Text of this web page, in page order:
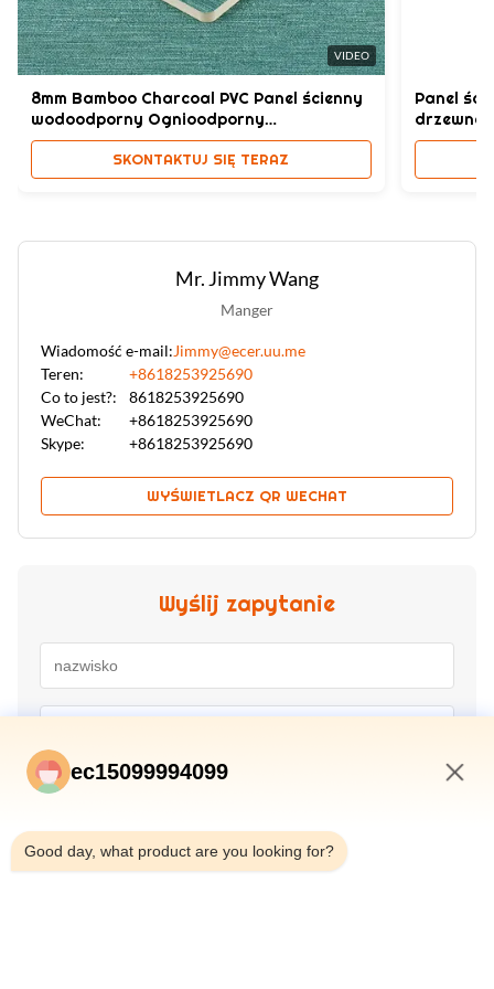
Dekoracja wnętrz Płyty do formowania z PVC,
WPC Panel sieci OEM ODM,
Płyty do formowania PVC OEM ODM
VIDEO
8mm Bamboo Charcoal PVC Panel ścienny
wodoodporny Ognioodporny
1220x2440mm
SKONTAKTUJ SIĘ TERAZ
Panel
Mr. Jimmy Wang
Manger
Wiadomość e-mail:Jimmy@ecer.uu.me
Teren:
+8618253925690
Co to jest?:
8618253925690
WeChat:
+8618253925690
Skype:
+8618253925690
WYŚWIETLACZ QR WECHAT
Wyślij zapytanie
ec15099994099
Good day, what product are you looking for?